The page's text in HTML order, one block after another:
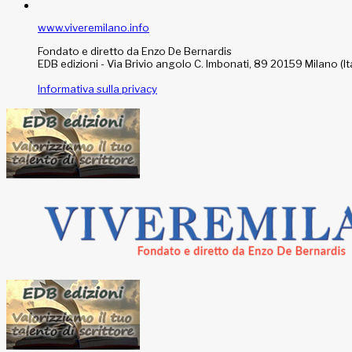
www.viveremilano.info
Fondato e diretto da Enzo De Bernardis
EDB edizioni - Via Brivio angolo C. Imbonati, 89 20159 Milano
Informativa sulla privacy